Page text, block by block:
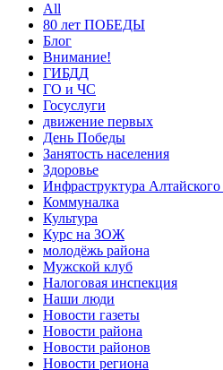
All
80 лет ПОБЕДЫ
Блог
Внимание!
ГИБДД
ГО и ЧС
Госуслуги
движение первых
День Победы
Занятость населения
Здоровье
Инфраструктура Алтайского
Коммуналка
Культура
Курс на ЗОЖ
молодёжь района
Мужской клуб
Налоговая инспекция
Наши люди
Новости газеты
Новости района
Новости районов
Новости региона